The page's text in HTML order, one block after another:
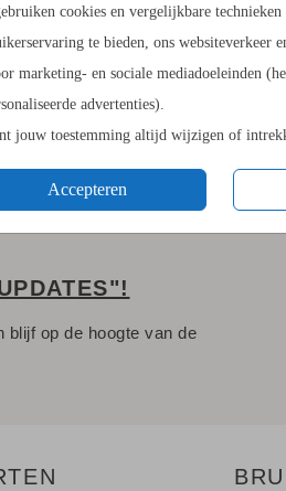
cookies en vergelijkbare technieken
te bieden, ons websiteverkeer
marketing- en sociale mediadoeleinden
advertenties).
jouw toestemming altijd wijzigen of
Accepteren
blijf op de hoogte van de